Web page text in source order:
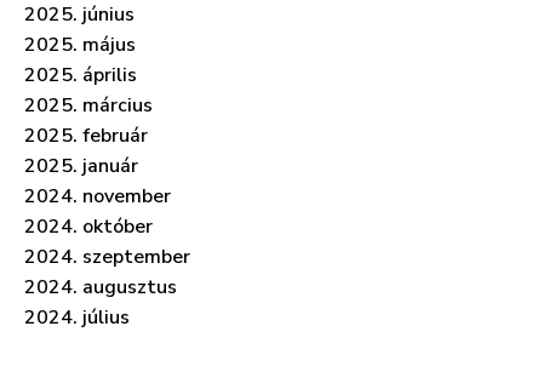
2025. június
2025. május
2025. április
2025. március
2025. február
2025. január
2024. november
2024. október
2024. szeptember
2024. augusztus
2024. július